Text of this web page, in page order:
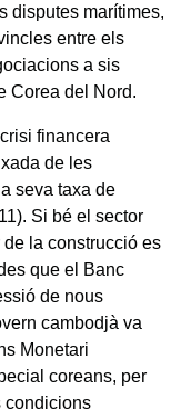
disputes marítimes,
entre els
a sis
Corea del Nord.
financera
de les
seva taxa de
Si bé el sector
la construcció es
que el Banc
de nous
cambodjà va
Monetari
coreans, per
condicions